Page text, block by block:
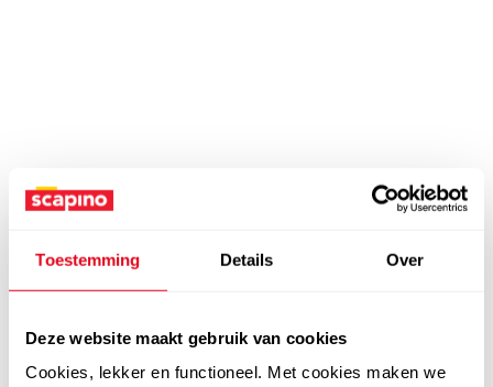
Toestemming Details Over
Deze website maakt gebruik van cookies
Cookies, lekker en functioneel. Met cookies maken we